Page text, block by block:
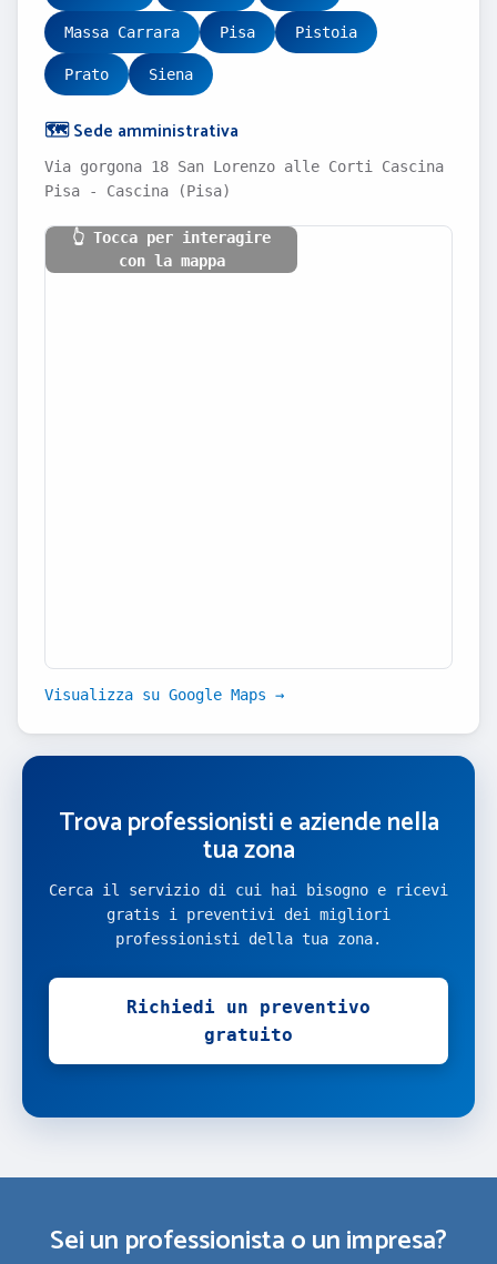
Massa Carrara Pisa Pistoia
Prato Siena
🗺️ Sede amministrativa
Via gorgona 18 San Lorenzo alle Corti Cascina
Pisa - Cascina (Pisa)
👆 Tocca per interagire
con la mappa
Visualizza su Google Maps →
Trova professionisti e aziende nella
tua zona
Cerca il servizio di cui hai bisogno e ricevi
gratis i preventivi dei migliori
professionisti della tua zona.
Richiedi un preventivo
gratuito
Sei un professionista o un impresa?